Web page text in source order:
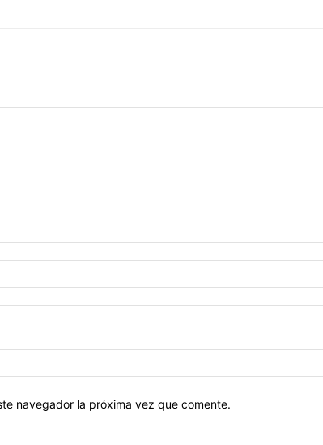
navegador la próxima vez que comente.